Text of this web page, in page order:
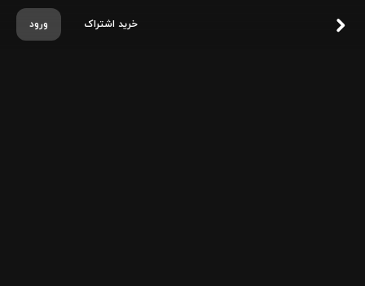
ورود خرید اشتراک